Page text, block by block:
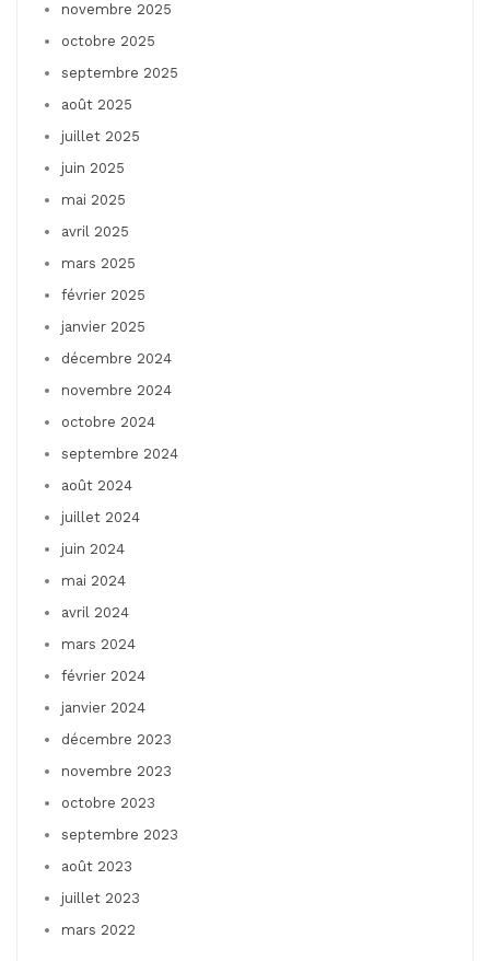
novembre 2025
octobre 2025
septembre 2025
août 2025
juillet 2025
juin 2025
mai 2025
avril 2025
mars 2025
février 2025
janvier 2025
décembre 2024
novembre 2024
octobre 2024
septembre 2024
août 2024
juillet 2024
juin 2024
mai 2024
avril 2024
mars 2024
février 2024
janvier 2024
décembre 2023
novembre 2023
octobre 2023
septembre 2023
août 2023
juillet 2023
mars 2022